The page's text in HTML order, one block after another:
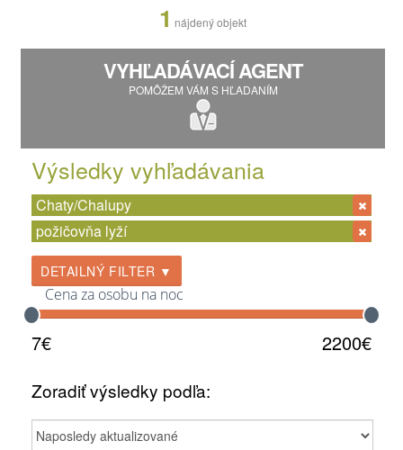
1 nájdený objekt
VYHĽADÁVACÍ AGENT
POMÔŽEM VÁM S HĽADANÍM
Výsledky vyhľadávania
Chaty/Chalupy
požičovňa lyží
DETAILNÝ FILTER ▼
Cena za osobu na noc
7€ 2200€
Zoradiť výsledky podľa: